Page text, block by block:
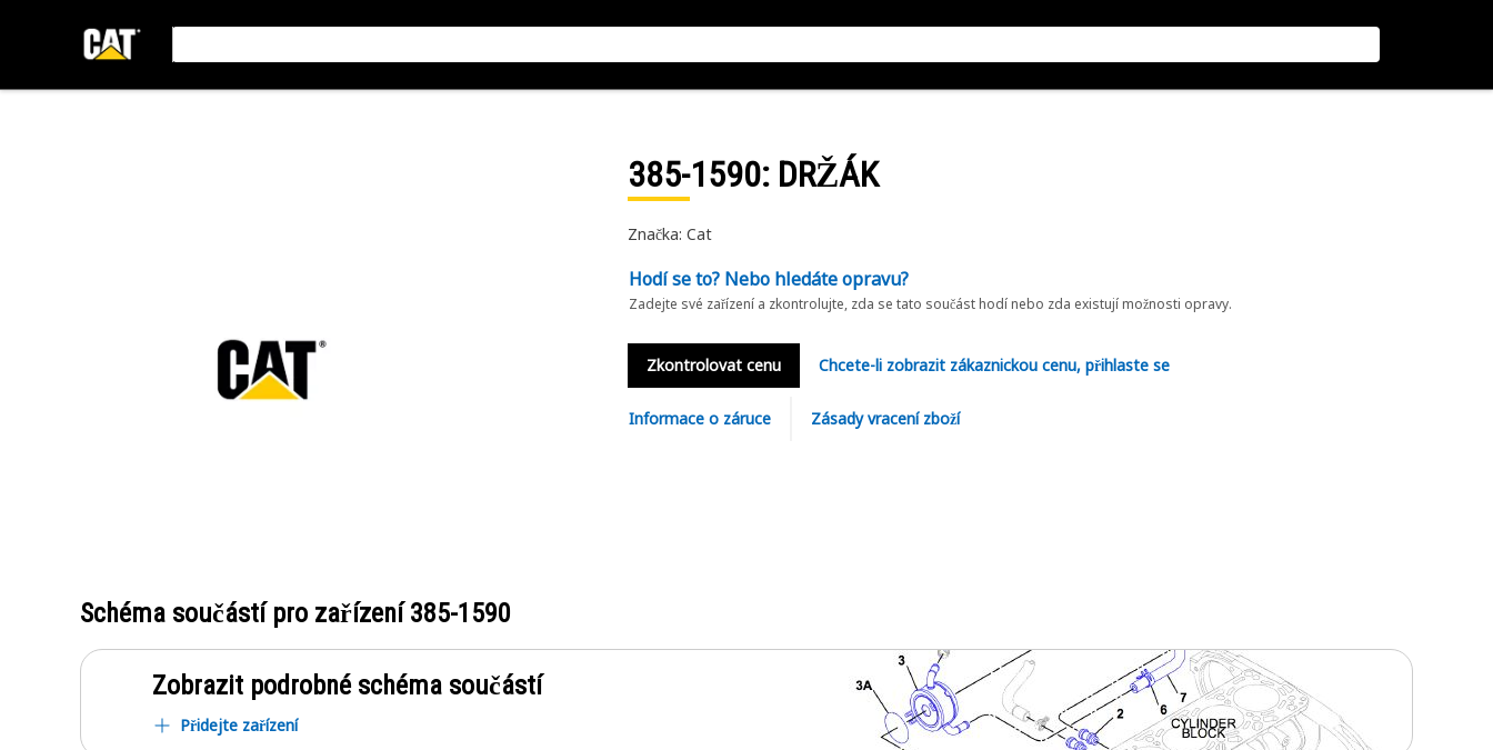
385-1590: DRŽÁK
Značka: Cat
Hodí se to? Nebo hledáte opravu?
Zadejte své zařízení a zkontrolujte, zda se tato součást hodí nebo zda existují možnosti opravy.
Zkontrolovat cenu Chcete-li zobrazit zákaznickou cenu, přihlaste se
Informace o záruce Zásady vracení zboží
Schéma součástí pro zařízení385-1590
Zobrazit podrobné schéma součástí
Přidejte zařízení